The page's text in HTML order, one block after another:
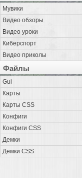
Мувики
Видео обзоры
Видео уроки
Киберспорт
Видео приколы
Файлы
Gui
Карты
Карты CSS
Конфиги
Конфиги CSS
Демки
Демки CSS